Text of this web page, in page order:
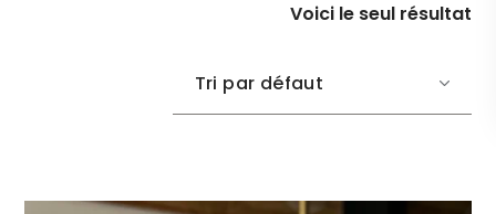
Voici le seul résultat